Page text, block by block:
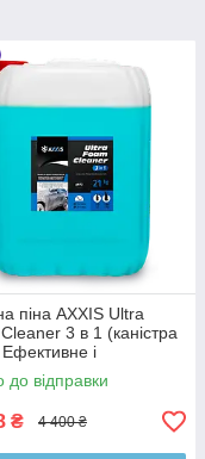
піна AXXIS Ultra
3 в 1 (каністра
і
Миття для
Транспорту!
до відправки
₴ 4 400 ₴